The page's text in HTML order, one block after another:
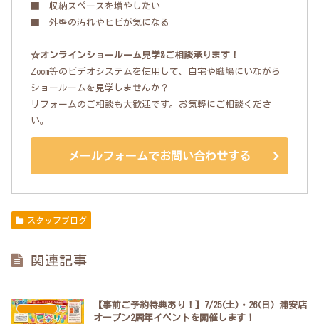
■ 収納スペースを増やしたい
■ 外壁の汚れやヒビが気になる
☆オンラインショールーム見学&ご相談承ります！
Zoom等のビデオシステムを使用して、自宅や職場にいながら
ショールームを見学しませんか？
リフォームのご相談も大歓迎です。お気軽にご相談くださ
い。
メールフォームでお問い合わせする
スタッフブログ
関連記事
【事前ご予約特典あり！】7/25(土)・26(日) 浦安店
オープン2周年イベントを開催します！